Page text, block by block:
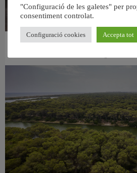
"Configuració de les galetes" per
consentiment controlat.
Configuració cookies Accepta tot